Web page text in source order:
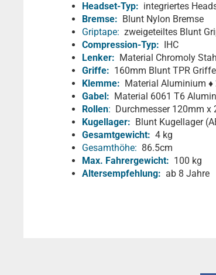
Headset-Typ: integriertes
Bremse: Blunt Nylon Bremse
Griptape: zweigeteiltes Blunt
Compression-Typ: IHC
Lenker: Material Chromoly
Griffe: 160mm Blunt TPR
Klemme: Material Aluminium ♦
Gabel: Material 6061 T6
Rollen: Durchmesser 120mm x
Kugellager: Blunt Kugellager
Gesamtgewicht: 4 kg
Gesamthöhe: 86.5cm
Max. Fahrergewicht: 100 kg
Altersempfehlung: ab 8 Jahre